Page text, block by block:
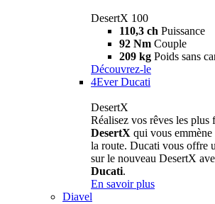
DesertX 100
110,3 ch Puissance
92 Nm Couple
209 kg Poids sans
Découvrez-le
4Ever Ducati
DesertX
Réalisez vos rêves les plus
DesertX qui vous
la route. Ducati vous offre
sur le nouveau DesertX
Ducati.
En savoir plus
Diavel